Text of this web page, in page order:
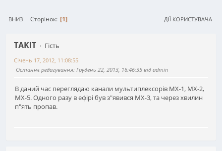
ВНИЗ Сторінок 1 ДІЇ КОРИСТУВАЧА
TAKIT Гість
Січень 17, 2012, 11:08:55
Останнє редагування: Грудень 22, 2013, 16:46:35 від admin
В даний час переглядаю канали мультиплексорів МХ-1, МХ-2,
МХ-5. Одного разу в ефірі був з"явився МХ-3, та через хвилин
п"ять пропав.